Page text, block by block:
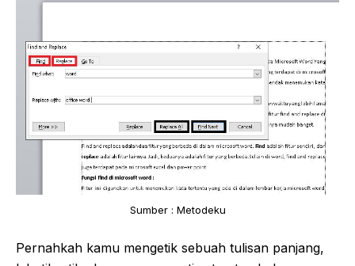
Sumber : Metodeku
Pernahkah kamu mengetik sebuah tulisan panjang,